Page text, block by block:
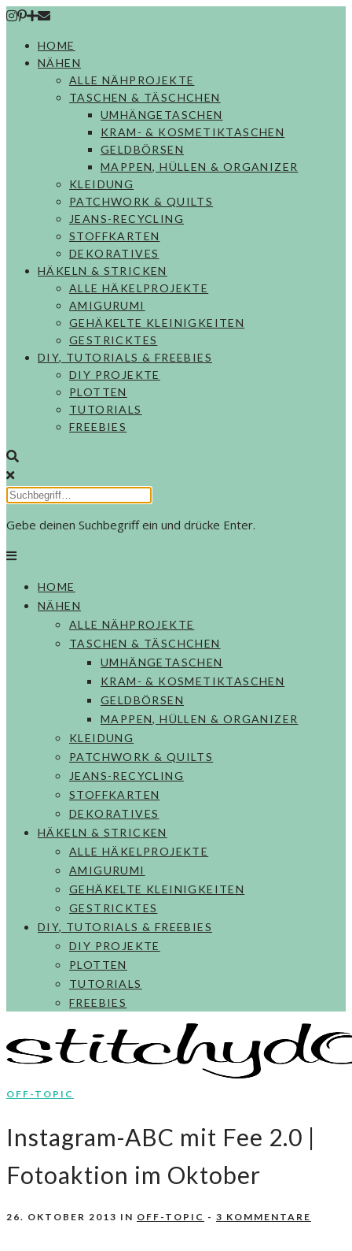
Skip
contentHOME
NÄHEN
ALLE NÄHPROJEKTE
TASCHEN & TÄSCHCHEN
UMHÄNGETASCHEN
KRAM- & KOSMETIKTASCHEN
GELDBÖRSEN
MAPPEN, HÜLLEN & ORGANIZER
KLEIDUNG
PATCHWORK & QUILTS
JEANS-RECYCLING
STOFFKARTEN
DEKORATIVES
HÄKELN & STRICKEN
ALLE HÄKELPROJEKTE
AMIGURUMI
GEHÄKELTE KLEINIGKEITEN
GESTRICKTES
DIY, TUTORIALS & FREEBIES
DIY PROJEKTE
PLOTTEN
TUTORIALS
FREEBIES
Gebe deinen Suchbegriff ein und drücke Enter.
HOME
NÄHEN
ALLE NÄHPROJEKTE
TASCHEN & TÄSCHCHEN
UMHÄNGETASCHEN
KRAM- & KOSMETIKTASCHEN
GELDBÖRSEN
MAPPEN, HÜLLEN & ORGANIZER
KLEIDUNG
PATCHWORK & QUILTS
JEANS-RECYCLING
STOFFKARTEN
DEKORATIVES
HÄKELN & STRICKEN
ALLE HÄKELPROJEKTE
AMIGURUMI
GEHÄKELTE KLEINIGKEITEN
GESTRICKTES
DIY, TUTORIALS & FREEBIES
DIY PROJEKTE
PLOTTEN
TUTORIALS
FREEBIES
OFF-TOPIC
Instagram-ABC mit Fee 2.0 |
Fotoaktion im Oktober
26. OKTOBER 2013 IN OFF-TOPIC - 3 KOMMENTARE